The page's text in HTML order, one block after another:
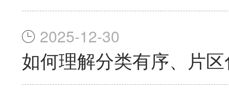
2025-12-30
如何理解分类有序、片